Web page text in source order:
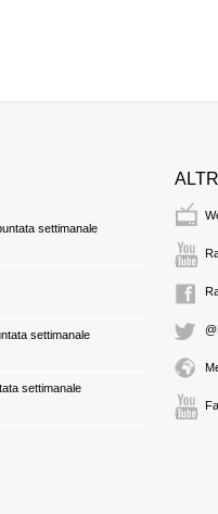
settimanale
settimanale
settimanale